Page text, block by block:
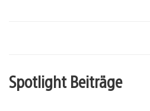
Spotlight Beiträge